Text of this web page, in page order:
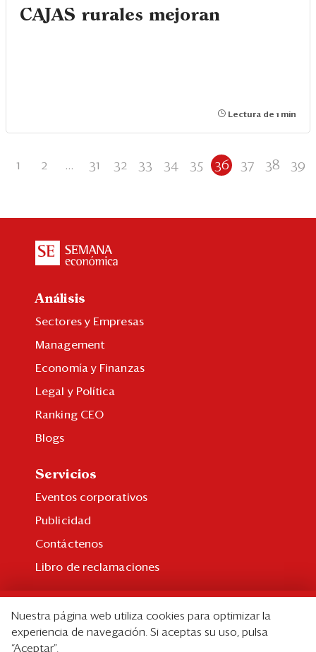
CAJAS rurales mejoran
Lectura de 1 min
1 2 ... 31 32 33 34 35 36 37 38 39
Análisis
Sectores y Empresas
Management
Economía y Finanzas
Legal y Política
Ranking CEO
Blogs
Servicios
Eventos corporativos
Publicidad
Contáctenos
Libro de reclamaciones
Suscripción individual
Nuestra página web utiliza cookies para optimizar la
experiencia de navegación. Si aceptas su uso, pulsa
“Aceptar”.